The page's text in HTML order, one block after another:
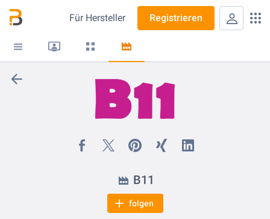
Für Hersteller Registrieren
B11
folgen